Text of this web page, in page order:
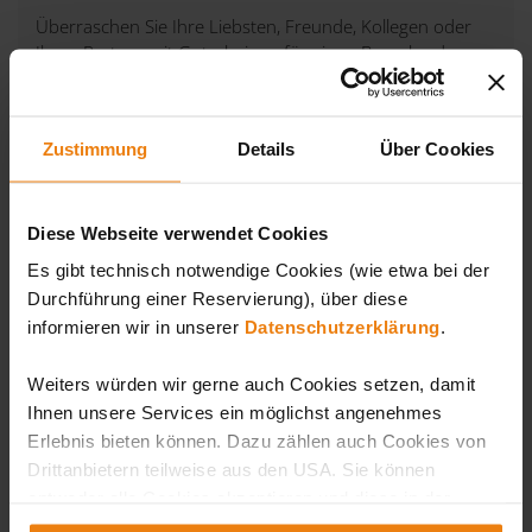
Zustimmung Details Über Cookies
Diese Webseite verwendet Cookies
Es gibt technisch notwendige Cookies (wie etwa bei der
Durchführung einer Reservierung), über diese
informieren wir in unserer Datenschutzerklärung.
Weiters würden wir gerne auch Cookies setzen, damit
Ihnen unsere Services ein möglichst angenehmes
Erlebnis bieten können. Dazu zählen auch Cookies von
Drittanbietern teilweise aus den USA. Sie können
Zukunft jederzeit widerrufen oder der Verwendung von
Überraschen Sie Ihre Liebsten, Freunde, Kollegen oder
Ihren Partner mit Gutscheinen für einen Besuch oder
Urlaub in der Sonnentherme Lutzmannsburg.